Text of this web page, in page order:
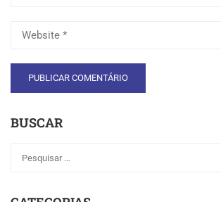
BUSCAR